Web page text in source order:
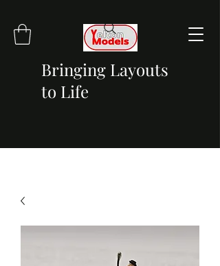
Bringing Layouts
to Life